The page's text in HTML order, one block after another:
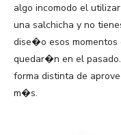
algo incomodo el
una salchicha y no
dise�o esos momentos
quedar�n en el
forma distinta de
m�s.